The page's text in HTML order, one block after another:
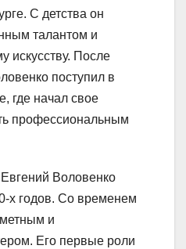
С детства он
талантом и
искусству. После
поступил в
где начал свое
профессиональным
Воловенко
х годов. Со временем
и
Его первые роли